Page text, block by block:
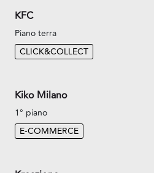
KFC
Piano terra
CLICK&COLLECT
Kiko Milano
1° piano
E-COMMERCE